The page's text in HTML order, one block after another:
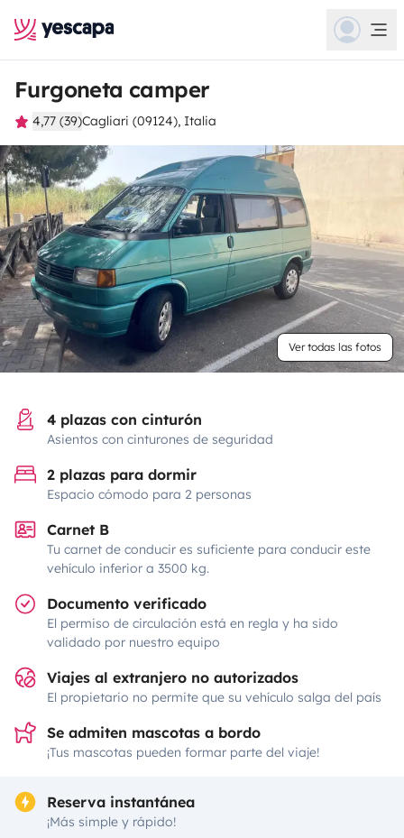
Furgoneta camper
4,77 (39)Cagliari (09124), Italia
Ver todas las fotos
4 plazas con cinturón
Asientos con cinturones de seguridad
2 plazas para dormir
Espacio cómodo para 2 personas
Carnet B
Tu carnet de conducir es suficiente para conducir este
vehículo inferior a 3500 kg.
Documento verificado
El permiso de circulación está en regla y ha sido
validado por nuestro equipo
Viajes al extranjero no autorizados
El propietario no permite que su vehículo salga del país
Se admiten mascotas a bordo
¡Tus mascotas pueden formar parte del viaje!
Reserva instantánea
¡Más simple y rápido!